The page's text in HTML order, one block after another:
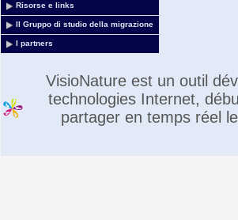
Risorse e links
Il Gruppo di studio della migrazione
I partners
VisioNature est un outil
technologies Internet,
partager en temps réel